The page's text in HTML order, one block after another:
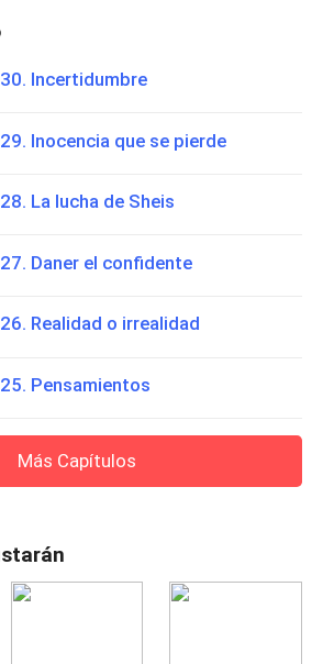
Incertidumbre
Inocencia que se pierde
La lucha de Sheis
Daner el confidente
Realidad o irrealidad
Pensamientos
Más Capítulos